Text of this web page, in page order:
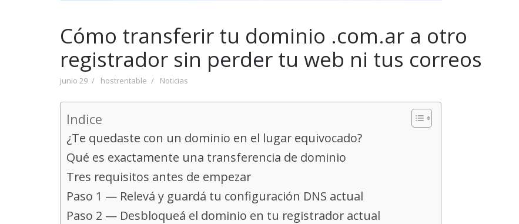
Cómo transferir tu dominio .com.ar a otro
registrador sin perder tu web ni tus correos
junio 29 hostrentable Noticias
Indice
¿Te quedaste con un dominio en el lugar equivocado?
Qué es exactamente una transferencia de dominio
Tres requisitos antes de empezar
Paso 1 — Relevá y guardá tu configuración DNS actual
Paso 2 — Desbloqueá el dominio en tu registrador actual